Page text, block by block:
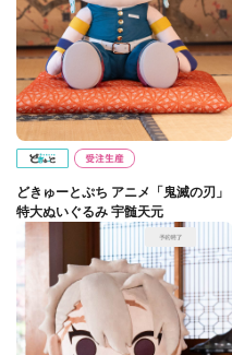
どきゅーとぷち アニメ「鬼滅の刃」
特大ぬいぐるみ 宇髄天元